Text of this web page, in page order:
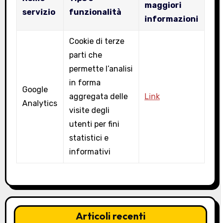
servizio
funzionalità
maggiori
informazioni
Google
Analytics
Cookie di terze
parti che
permette l’analisi
in forma
aggregata delle
visite degli
utenti per fini
statistici e
informativi
Link
Articoli recenti